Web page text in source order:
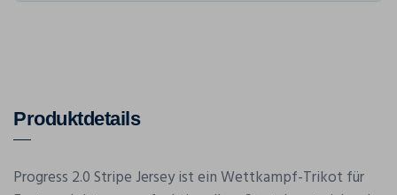
Produktdetails
Progress 2.0 Stripe Jersey ist ein Wettkampf-Trikot für